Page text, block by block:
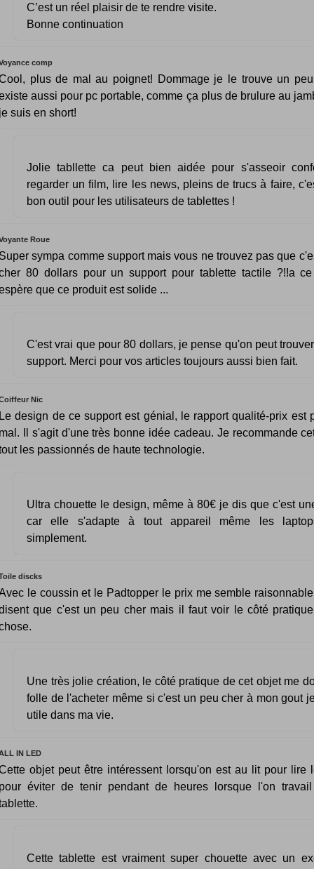
C’est un réel plaisir de te rendre visite.
Bonne continuation
comp
plus de mal au poignet! Dommage je le trouve un
aussi pour pc portable, comme ça plus de brulure au
suis en short!
Jolie tabllette ca peut bien aidée pour s'asseoir
regarder un film, lire les news, pleins de trucs à faire,
bon outil pour les utilisateurs de tablettes !
Roue
sympa comme support mais vous ne trouvez pas que
80 dollars pour un support pour tablette tactile ?!!a
que ce produit est solide ...
C'est vrai que pour 80 dollars, je pense qu'on peut
support. Merci pour vos articles toujours aussi bien fait.
Nic
design de ce support est génial, le rapport qualité-prix est
Il s'agit d'une très bonne idée cadeau. Je recommande
les passionnés de haute technologie.
Ultra chouette le design, même à 80€ je dis que c'est
car elle s'adapte à tout appareil même les
simplement.
discks
le coussin et le Padtopper le prix me semble
que c'est un peu cher mais il faut voir le côté
Une très jolie création, le côté pratique de cet objet me
folle de l'acheter même si c'est un peu cher à mon gout
utile dans ma vie.
IN LED
objet peut être intéressent lorsqu'on est au lit pour lire
éviter de tenir pendant de heures lorsque l'on
Cette tablette est vraiment super chouette avec un